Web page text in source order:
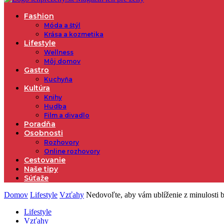
Fashion
Móda a štýl
Krása a kozmetika
Lifestyle
Wellness
Môj domov
Gastro
Kuchyňa
Kultúra
Knihy
Hudba
Film a divadlo
Poradňa
Osobnosti
Rozhovory
Online rozhovory
Cestovanie
Naše tipy
Súťaže
Domov Lifestyle Vzťahy Nedovoľte, aby vám ublíženie z minulosti
Lifestyle
Vzťahy